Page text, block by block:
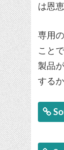
は恩
専用
こと
製品
する